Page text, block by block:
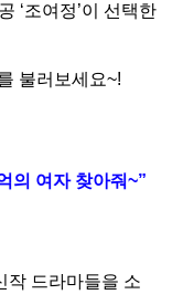
‘조여정’이 선택한
불러보세요~!
의 여자 찾아줘~”
작 드라마들을 소